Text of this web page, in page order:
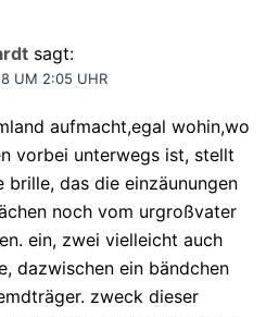
sagt:
UM 2:05 UHR
aufmacht,egal wohin,wo
vorbei unterwegs ist, stellt
brille, das die einzäunungen
noch vom urgroßvater
ein, zwei vielleicht auch
dazwischen ein bändchen
zweck dieser